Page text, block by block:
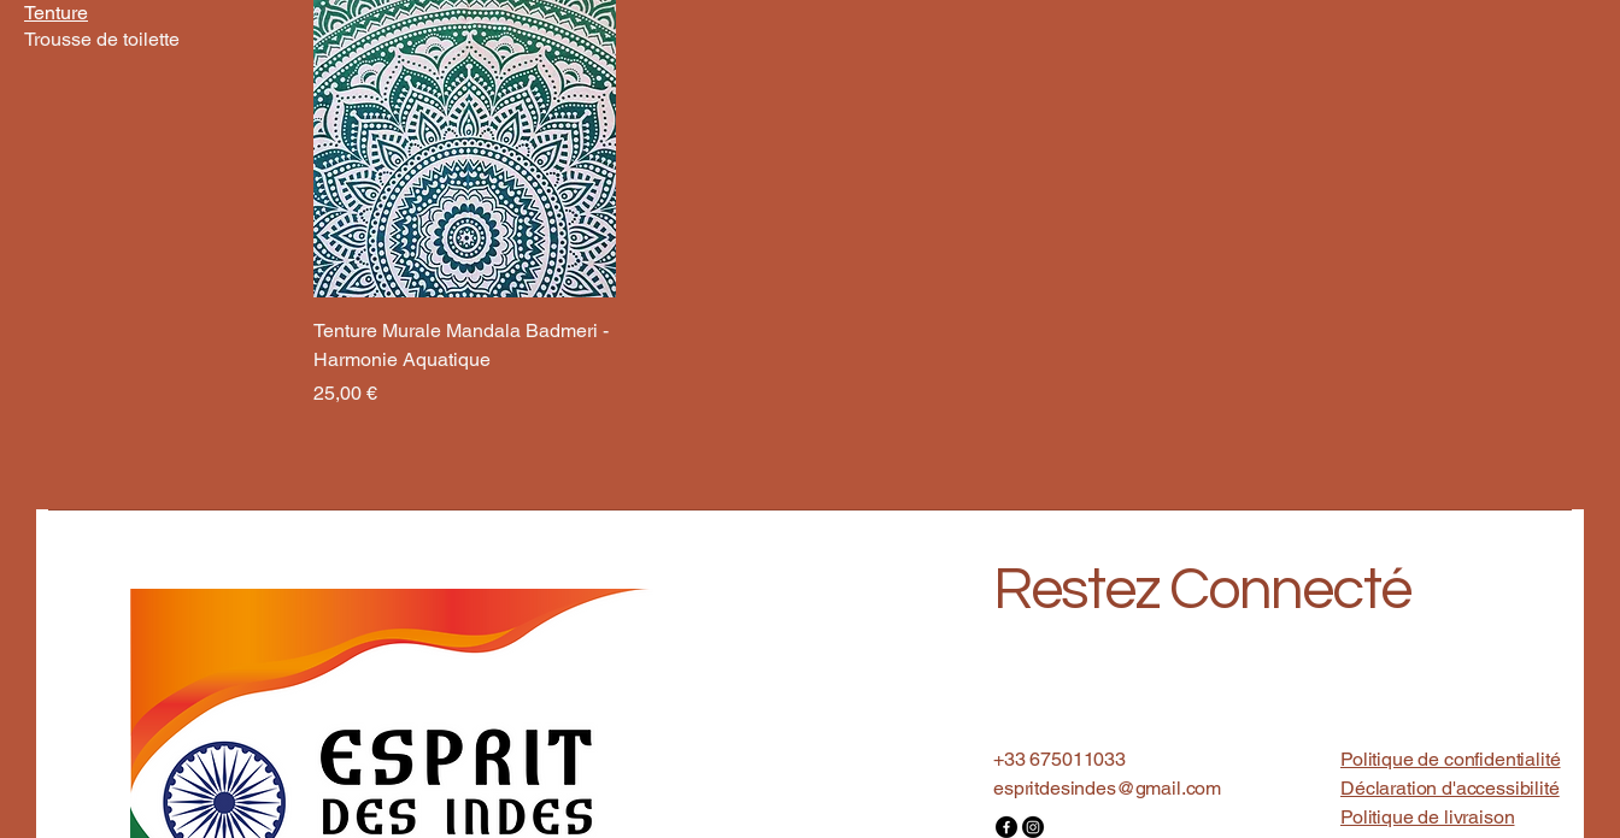
Tenture
Trousse de toilette
Tenture Murale Mandala Badmeri -
Harmonie Aquatique
Prix
25,00 €
Restez Connecté
+33 675011033
espritdesindes@gmail.com
Politique de confidentialité
Déclaration d'accessibilité
Politique de livraison